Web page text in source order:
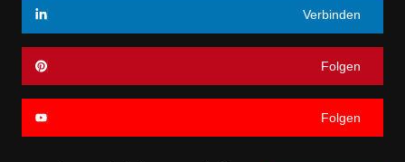
Verbinden
Folgen
Folgen